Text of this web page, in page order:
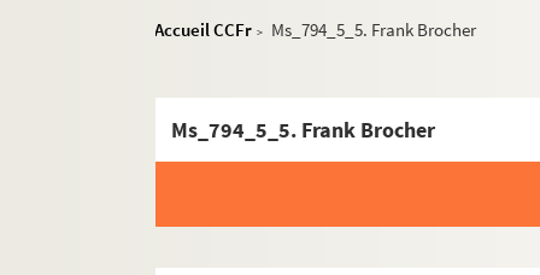
Accueil CCFr > Ms_794_5_5. Frank Brocher
Ms_794_5_5. Frank Brocher